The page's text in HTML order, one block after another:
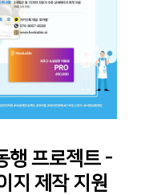
행 프로젝트 -
지 제작 지원